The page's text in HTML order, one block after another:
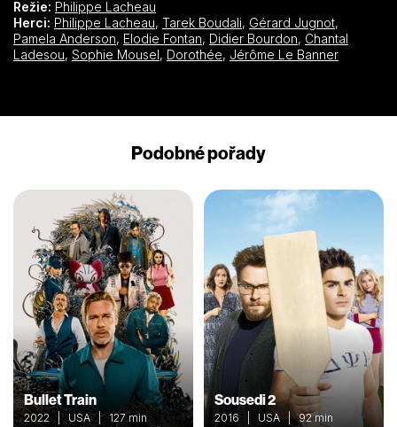
Režie: Philippe Lacheau
Herci: Philippe Lacheau, Tarek Boudali, Gérard Jugnot,
Pamela Anderson, Elodie Fontan, Didier Bourdon, Chantal
Ladesou, Sophie Mousel, Dorothée, Jérôme Le Banner
Podobné pořady
Bullet Train
2022 | USA | 127 min
Sousedi 2
2016 | USA | 92 min